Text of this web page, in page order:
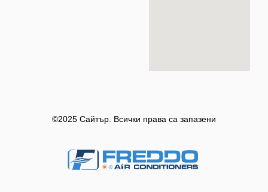
©2025 Сайтър. Всички права са запазени